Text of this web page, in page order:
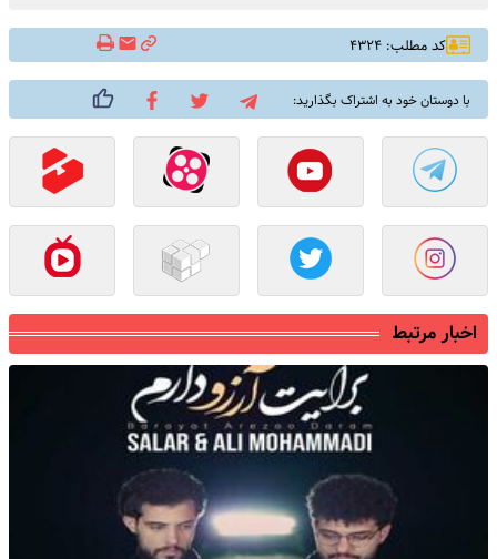
کد مطلب: ۴۳۲۴
با دوستان خود به اشتراک بگذارید:
اخبار مرتبط